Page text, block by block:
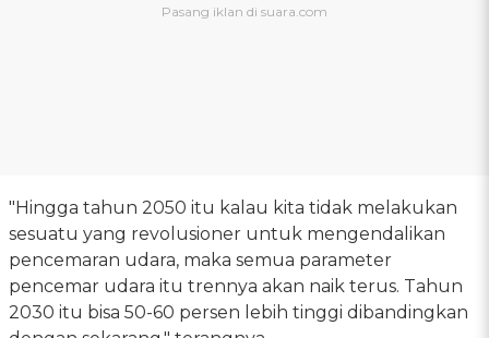
"Hingga tahun 2050 itu kalau kita tidak melakukan
sesuatu yang revolusioner untuk mengendalikan
pencemaran udara, maka semua parameter
pencemar udara itu trennya akan naik terus. Tahun
2030 itu bisa 50-60 persen lebih tinggi dibandingkan